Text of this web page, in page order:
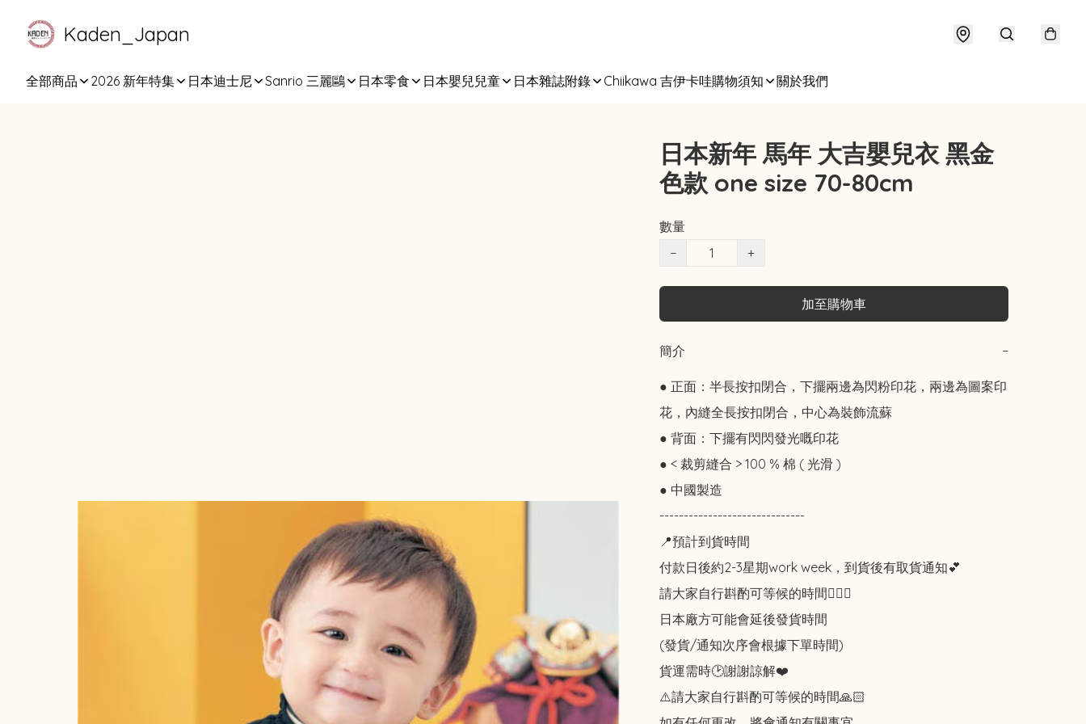
Kaden_Japan
全部商品 2026 新年特集 日本迪士尼 Sanrio 三麗鷗 日本零食 日本嬰兒兒童 日本雜誌附錄 Chiikawa 吉伊卡哇購物須知 關於我們
日本新年 馬年 大吉嬰兒衣 黑金
色款 one size 70-80cm
數量
−
+
加至購物車
簡介 −
● 正面：半長按扣閉合，下擺兩邊為閃粉印花，兩邊為圖案印
花，內縫全長按扣閉合，中心為裝飾流蘇
● 背面：下擺有閃閃發光嘅印花
● < 裁剪縫合 > 100 % 棉 ( 光滑 )
● 中國製造
------------------------------
📍預計到貨時間
付款日後約2-3星期work week，到貨後有取貨通知💕
請大家自行斟酌可等候的時間🙇🏻‍♀️
日本廠方可能會延後發貨時間
(發貨/通知次序會根據下單時間)
貨運需時🕑謝謝諒解❤️
⚠️請大家自行斟酌可等候的時間🙏🏻